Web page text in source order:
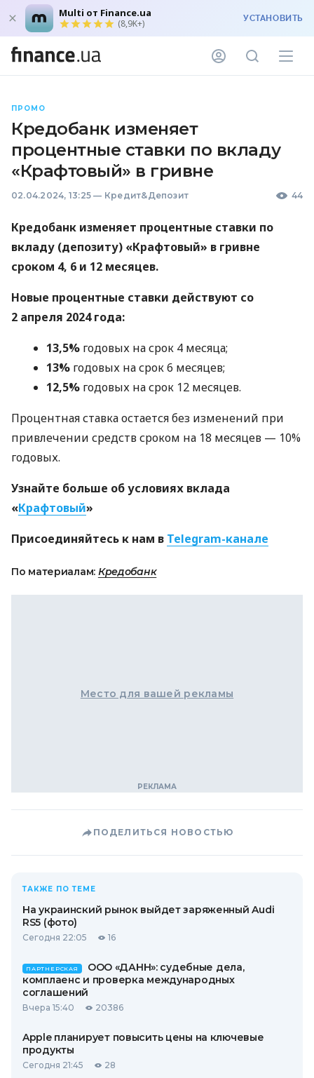
Multi от Finance.ua
(8,9K+) УСТАНОВИТЬ
ПРОМО
Кредобанк изменяет
процентные ставки по вкладу
«Крафтовый» в гривне
02.04.2024, 13:25 — Кредит&Депозит 44
Кредобанк изменяет процентные ставки по
вкладу (депозиту) «Крафтовый» в гривне
сроком 4, 6 и 12 месяцев.
Новые процентные ставки действуют со
2 апреля 2024 года:
13,5% годовых на срок 4 месяца;
13% годовых на срок 6 месяцев;
12,5% годовых на срок 12 месяцев.
Процентная ставка остается без изменений при
привлечении средств сроком на 18 месяцев — 10%
годовых.
Узнайте больше об условиях вклада
«Крафтовый»
Присоединяйтесь к нам в Telegram-канале
По материалам: Кредобанк
Место для вашей рекламы
ПОДЕЛИТЬСЯ НОВОСТЬЮ
ТАКЖЕ ПО ТЕМЕ
На украинский рынок выйдет заряженный Audi
RS5 (фото)
Сегодня 22:05 16
ПАРТНЕРСКАЯ
ООО «ДАНН»: судебные дела,
комплаенс и проверка международных
соглашений
Вчера 15:40 20386
Apple планирует повысить цены на ключевые
продукты
Сегодня 21:45 28